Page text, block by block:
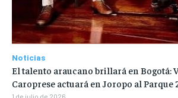
Noticias
El talento araucano brillará en Bogotá:
Caroprese actuará en Joropo al Parque
1 de julio de 2026